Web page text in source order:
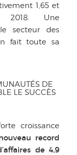
1,65 et
2018. Une
secteur des
fait toute sa
DE
LE SUCCÈS
croissance
record
de 4,9